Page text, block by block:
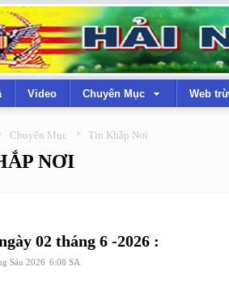
Video Chuyên Mục Web
Chuyên Mục › Tin Khắp Nơi
NƠI
02 tháng 6 -2026 :
Sáu 2026 6:08 SA